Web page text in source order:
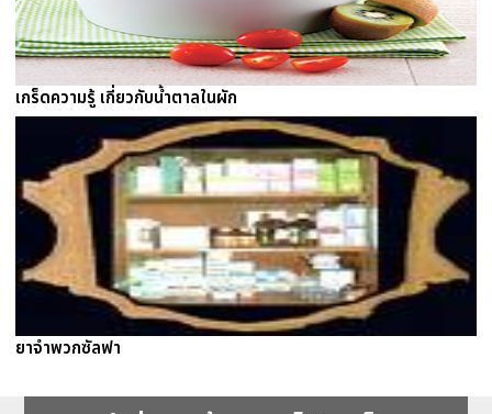
เกร็ดความรู้ เกี่ยวกับน้ำตาลในผัก
ยาจำพวกซัลฟา